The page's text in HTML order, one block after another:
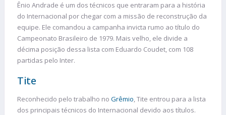
Ênio Andrade é um dos técnicos que entraram para a história
do Internacional por chegar com a missão de reconstrução da
equipe. Ele comandou a campanha invicta rumo ao título do
Campeonato Brasileiro de 1979. Mais velho, ele divide a
décima posição dessa lista com Eduardo Coudet, com 108
partidas pelo Inter.
Tite
Reconhecido pelo trabalho no Grêmio, Tite entrou para a lista
dos principais técnicos do Internacional devido aos títulos.